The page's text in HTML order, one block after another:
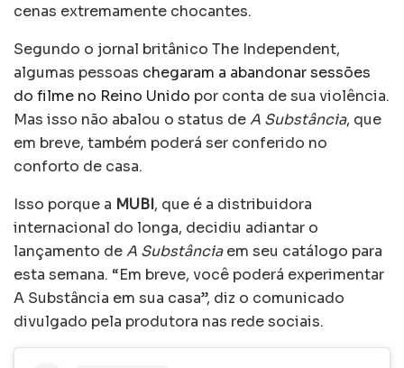
cenas extremamente chocantes.
Segundo o jornal britânico The Independent,
algumas pessoas chegaram a abandonar sessões
do filme no Reino Unido por conta de sua violência.
Mas isso não abalou o status deA Substância, que
em breve, também poderá ser conferido no
conforto de casa.
Isso porque a MUBI, que é a distribuidora
internacional do longa, decidiu adiantar o
lançamento deA Substânciaem seu catálogo para
esta semana. “Em breve, você poderá experimentar
A Substância em sua casa”, diz o comunicado
divulgado pela produtora nas rede sociais.